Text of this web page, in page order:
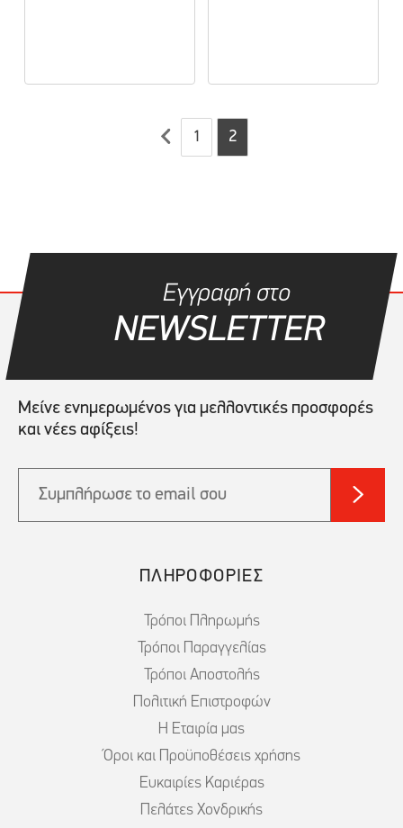
1 2
Εγγραφή στο
NEWSLETTER
Μείνε ενημερωμένος για μελλοντικές προσφορές
και νέες αφίξεις!
ΠΛΗΡΟΦΟΡΙΕΣ
Τρόποι Πληρωμής
Τρόποι Παραγγελίας
Τρόποι Αποστολής
Πολιτική Επιστροφών
Η Εταιρία μας
Όροι και Προϋποθέσεις χρήσης
Ευκαιρίες Καριέρας
Πελάτες Χονδρικής